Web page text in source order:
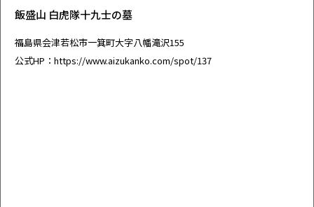
飯盛山 白虎隊十九士の墓
福島県会津若松市一箕町大字八幡滝沢155
公式HP： https://www.aizukanko.com/spot/137